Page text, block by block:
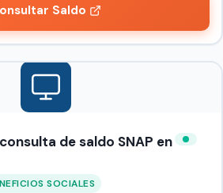
Saldo
de saldo SNAP en
SOCIALES